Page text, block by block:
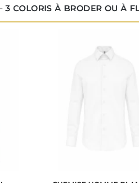
COLORIS À BRODER OU À